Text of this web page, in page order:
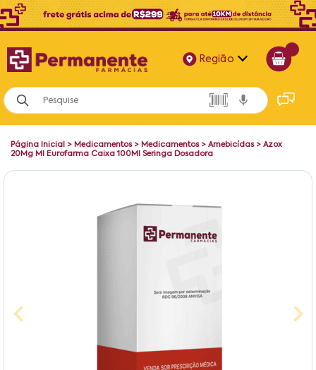
Região
Alagoas
Bahia
Página Inicial > Medicamentos> Medicamentos> Amebicídas> Azox
20Mg Ml Eurofarma Caixa 100Ml Seringa Dosadora